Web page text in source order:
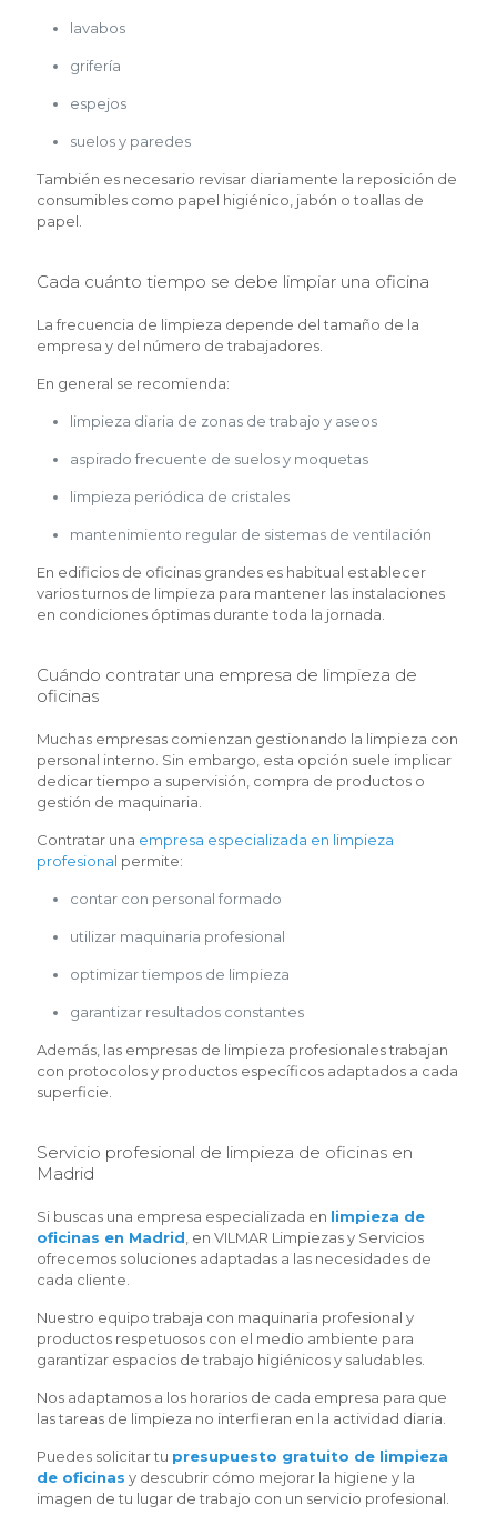
lavabos
grifería
espejos
suelos y paredes
También es necesario revisar diariamente la reposición de
consumibles como papel higiénico, jabón o toallas de
papel.
Cada cuánto tiempo se debe limpiar una oficina
La frecuencia de limpieza depende del tamaño de la
empresa y del número de trabajadores.
En general se recomienda:
limpieza diaria de zonas de trabajo y aseos
aspirado frecuente de suelos y moquetas
limpieza periódica de cristales
mantenimiento regular de sistemas de ventilación
En edificios de oficinas grandes es habitual establecer
varios turnos de limpieza para mantener las instalaciones
en condiciones óptimas durante toda la jornada.
Cuándo contratar una empresa de limpieza de
oficinas
Muchas empresas comienzan gestionando la limpieza con
personal interno. Sin embargo, esta opción suele implicar
dedicar tiempo a supervisión, compra de productos o
gestión de maquinaria.
Contratar una empresa especializada en limpieza
profesional permite:
contar con personal formado
utilizar maquinaria profesional
optimizar tiempos de limpieza
garantizar resultados constantes
Además, las empresas de limpieza profesionales trabajan
con protocolos y productos específicos adaptados a cada
superficie.
Servicio profesional de limpieza de oficinas en
Madrid
Si buscas una empresa especializada en limpieza de
oficinas en Madrid , en VILMAR Limpiezas y Servicios
ofrecemos soluciones adaptadas a las necesidades de
cada cliente.
Nuestro equipo trabaja con maquinaria profesional y
productos respetuosos con el medio ambiente para
garantizar espacios de trabajo higiénicos y saludables.
Nos adaptamos a los horarios de cada empresa para que
las tareas de limpieza no interfieran en la actividad diaria.
Puedes solicitar tu presupuesto gratuito de limpieza
de oficinas y descubrir cómo mejorar la higiene y la
imagen de tu lugar de trabajo con un servicio profesional.